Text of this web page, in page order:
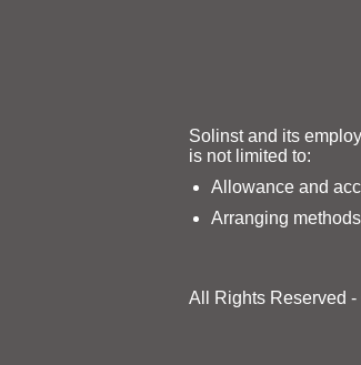
Solinst and its
is not limited to:
Allowance and
Arranging
All Rights Reserved